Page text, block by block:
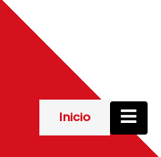
Inicio